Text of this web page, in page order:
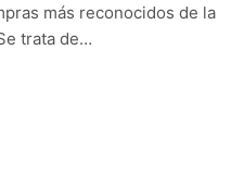
más reconocidos de la
trata de…